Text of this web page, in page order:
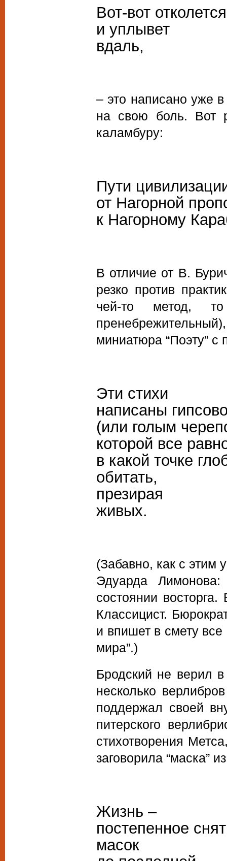
Вот-вот отколется
и уплывет
вдаль,
– это написано уже
на свою боль. Вот
каламбуру:
Пути
от Нагорной
к Нагорному
В отличие от В.
резко против
чей-то метод,
миниатюра “Поэту”
Эти стихи
написаны
(или голым
которой все
в какой точке
обитать,
презирая
живых.
(Забавно, как с этим
Эдуарда
состоянии
Классицист.
и впишет в смету
мира”.)
Бродский не верил
несколько
поддержал своей
питерского
стихотворения
заговорила “маска”
Жизнь –
постепенное
масок